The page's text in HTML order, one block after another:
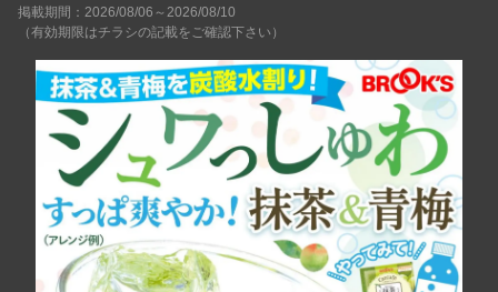
掲載期間：2026/08/06～2026/08/10
（有効期限はチラシの記載をご確認下さい）